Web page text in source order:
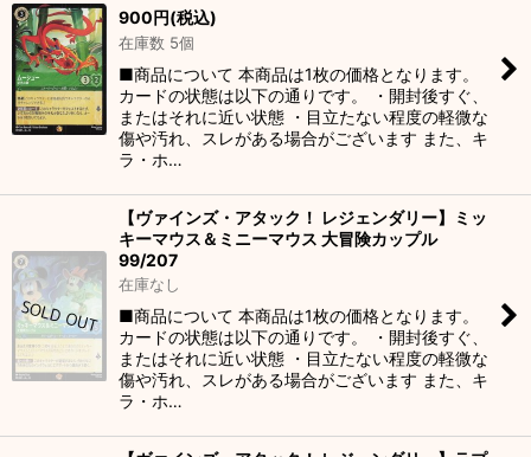
900円(税込)
在庫数 5個
■商品について 本商品は1枚の価格となります。
カードの状態は以下の通りです。 ・開封後すぐ、
またはそれに近い状態 ・目立たない程度の軽微な
傷や汚れ、スレがある場合がございます また、キ
ラ・ホ…
【ヴァインズ・アタック！ レジェンダリー】ミッ
キーマウス＆ミニーマウス 大冒険カップル
99/207
在庫なし
■商品について 本商品は1枚の価格となります。
カードの状態は以下の通りです。 ・開封後すぐ、
またはそれに近い状態 ・目立たない程度の軽微な
傷や汚れ、スレがある場合がございます また、キ
ラ・ホ…